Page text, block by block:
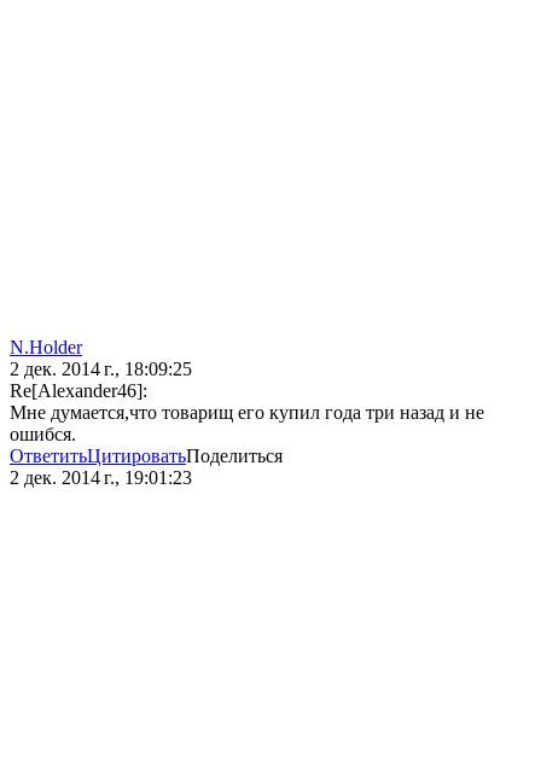
N.Holder
2 дек. 2014 г., 18:09:25
Re[Alexander46]:
Мне думается,что товарищ его купил года три назад и не
ошибся.
ОтветитьЦитироватьПоделиться
2 дек. 2014 г., 19:01:23